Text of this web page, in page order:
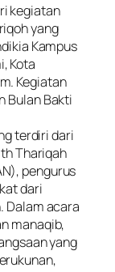
kegiatan
yang
Kampus
Kota
Kegiatan
Bulan Bakti
terdiri dari
Thariqah
pengurus
dari
Dalam acara
manaqib,
yang